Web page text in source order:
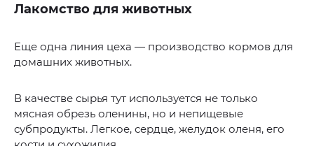
Лакомство для животных
Еще одна линия цеха — производство кормов для
домашних животных.
В качестве сырья тут используется не только
мясная обрезь оленины, но и непищевые
субпродукты. Легкое, сердце, желудок оленя, его